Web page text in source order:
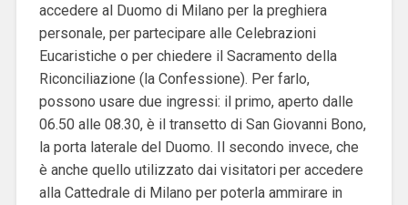
accedere al Duomo di Milano per la preghiera
personale, per partecipare alle Celebrazioni
Eucaristiche o per chiedere il Sacramento della
Riconciliazione (la Confessione). Per farlo,
possono usare due ingressi: il primo, aperto dalle
06.50 alle 08.30, è il transetto di San Giovanni Bono,
la porta laterale del Duomo. Il secondo invece, che
è anche quello utilizzato dai visitatori per accedere
alla Cattedrale di Milano per poterla ammirare in